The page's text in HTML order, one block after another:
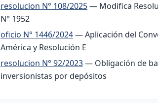
resolucion N° 108/2025— Modifica
N° 1952
oficio N° 1446/2024— Aplicación del
América y Resolución E
resolucion N° 92/2023— Obligación de
inversionistas por depósitos